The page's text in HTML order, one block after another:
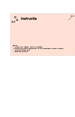
Instructie
Checklist:
Interactieve uitleg (responsief): gericht op vakvaardigheden
Een contextrijke en inclusieve leeromgeving door (culturele) achtergronden in de lesstof te integreren.
Meertaligheid functioneel inzetten.
Iedereen bij de les betrekken.